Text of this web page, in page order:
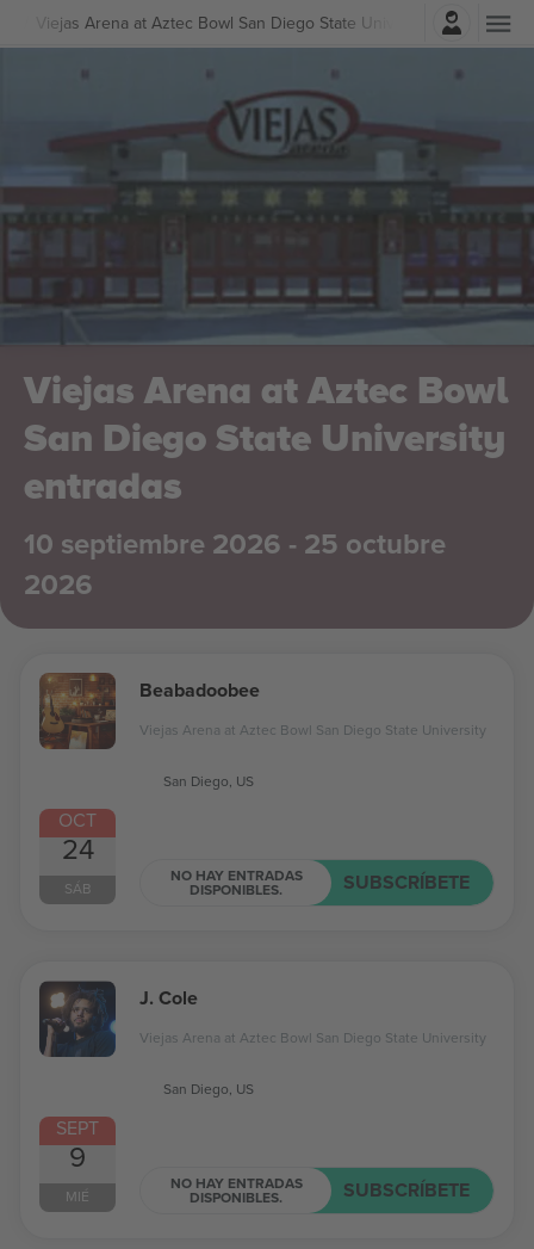
Viejas Arena at Aztec Bowl San Diego State University Entradas
Iniciar sesión
Viejas Arena at Aztec Bowl
San Diego State University
entradas
10 septiembre 2026 - 25 octubre
2026
OCT
24
SÁB
Beabadoobee
Viejas Arena at Aztec Bowl San Diego State University
San Diego, US
NO HAY ENTRADAS
DISPONIBLES. SUBSCRÍBETE
SEPT
9
MIÉ
J. Cole
Viejas Arena at Aztec Bowl San Diego State University
San Diego, US
NO HAY ENTRADAS
DISPONIBLES. SUBSCRÍBETE